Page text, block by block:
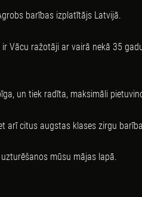
barības izplatītājs Latvijā.
Vācu ražotāji ar vairā nekā 35
un tiek radīta, maksimāli
arī citus augstas klases zirgu
mūsu mājas lapā.